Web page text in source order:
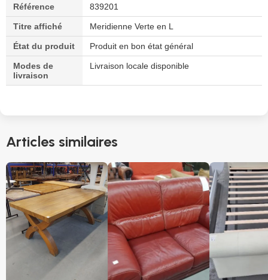
Référence 839201
Titre affiché Meridienne Verte en L
État du produit Produit en bon état général
Modes de
livraison
Livraison locale disponible
Articles similaires